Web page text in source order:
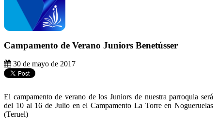
Campamento de Verano Juniors Benetússer
30 de mayo de 2017
El campamento de verano de los Juniors de nuestra parroquia será
del 10 al 16 de Julio en el Campamento La Torre en Nogueruelas
(Teruel)